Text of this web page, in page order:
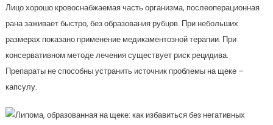
Лицо хорошо кровоснабжаемая часть организма, послеоперационная
рана заживает быстро, без образования рубцов. При небольших
размерах показано применение медикаментозной терапии. При
консервативном методе лечения существует риск рецидива.
Препараты не способны устранить источник проблемы на щеке –
капсулу.